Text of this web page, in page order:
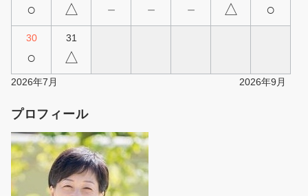
○ △ － － － △ ○
30
○
31
△
2026年7月 2026年9月
プロフィール